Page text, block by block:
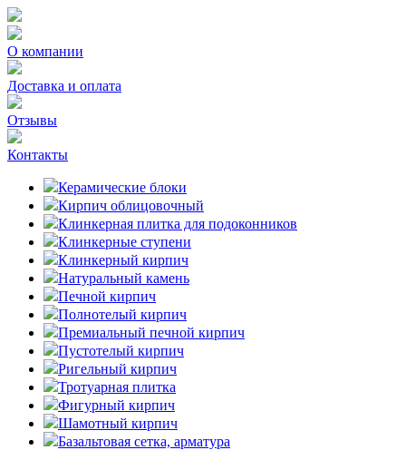
О компании
Доставка и оплата
Отзывы
Контакты
Керамические блоки
Кирпич облицовочный
Клинкерная плитка для подоконников
Клинкерные ступени
Клинкерный кирпич
Натуральный камень
Печной кирпич
Полнотелый кирпич
Премиальный печной кирпич
Пустотелый кирпич
Ригельный кирпич
Тротуарная плитка
Фигурный кирпич
Шамотный кирпич
Базальтовая сетка, арматура